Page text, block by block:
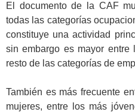
El documento de la CAF
todas las categorías
constituye una actividad
sin embargo es mayor entre
resto de las categorías de
También es más frecuente
mujeres, entre los más